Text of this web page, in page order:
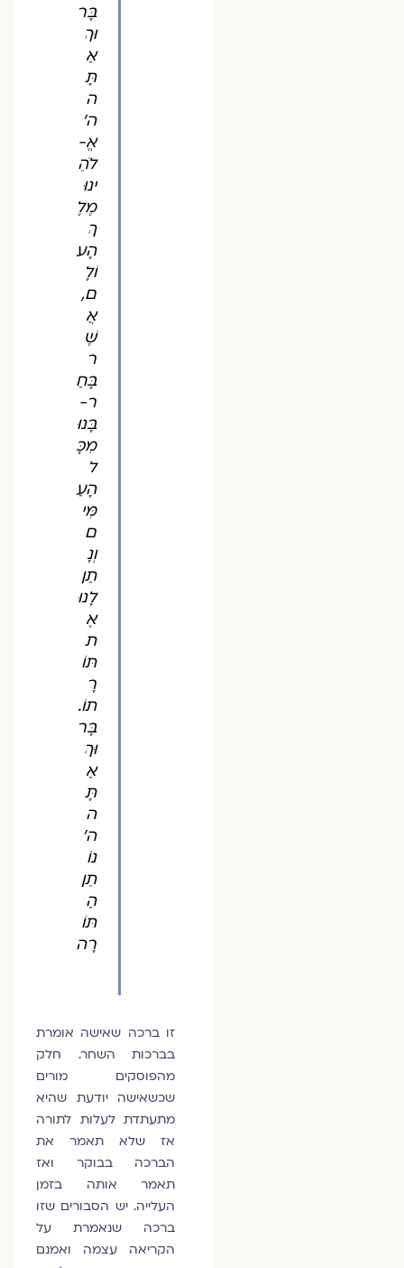
בָּר
וּךְ
אַ
תָּ
ה
ה'
אֱ-
לֹהֵ
ינוּ
מֶלֶ
ךְ
הָע
וֹלָ
ם,
אֲ
שֶׁ
ר
בָּחַ
ר-
בָּנוּ
מִכָּ
ל
הָעַ
מִּי
ם
וְנָ
תַן
לָנוּ
אֶ
ת
תּוֹ
רָ
תוֹ.
בָּר
וּךְ
אַ
תָּ
ה
ה'
נוֹ
תֵן
הַ
תּוֹ
רָה
זו ברכה שאישה אומרת
בברכות השחר. חלק
מהפוסקים מורים
שכשאישה יודעת שהיא
מתעתדת לעלות לתורה
אז שלא תאמר את
הברכה בבוקר ואז
תאמר אותה בזמן
העלייה. יש הסבורים שזו
ברכה שנאמרת על
הקריאה עצמה ואמנם